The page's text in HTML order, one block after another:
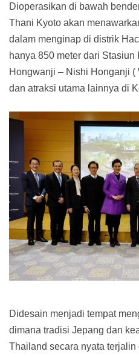
Dioperasikan di bawah
Thani Kyoto akan
dalam menginap di distrik
hanya 850 meter dari Stasiun
Hongwanji – Nishi Honganji
dan atraksi utama lainnya di
Didesain menjadi tempat
dimana tradisi Jepang dan
Thailand secara nyata